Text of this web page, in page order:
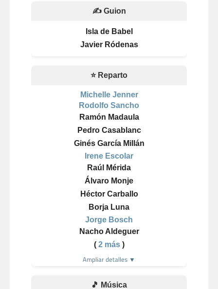
✍️ Guion
Isla de Babel
Javier Ródenas
⭐ Reparto
Michelle Jenner
Rodolfo Sancho
Ramón Madaula
Pedro Casablanc
Ginés García Millán
Irene Escolar
Raúl Mérida
Álvaro Monje
Héctor Carballo
Borja Luna
Jorge Bosch
Nacho Aldeguer
( 2 más)
Ampliar detalles ▼
🎵 Música